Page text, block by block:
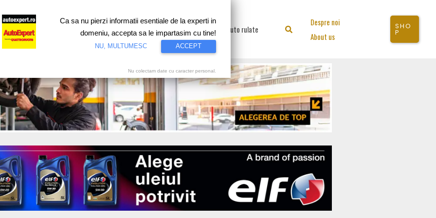
Test drive Motorsport Proiecte speciale Video Auto rulate Search
Despre noi
About us
SHO
P
Ca sa nu pierzi informatii esentiale de la experti in
domeniu, accepta sa le impartasim cu tine!
NU, MULTUMESC ACCEPT
Nu colectam date cu caracter personal.